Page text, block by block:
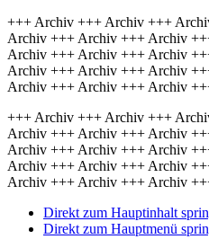
+++ Archiv +++ Archiv +++
Archiv +++ Archiv +++ Archiv
Archiv +++ Archiv +++ Archiv
Archiv +++ Archiv +++ Archiv
Archiv +++ Archiv +++ Archiv
+++ Archiv +++ Archiv +++
Archiv +++ Archiv +++ Archiv
Archiv +++ Archiv +++ Archiv
Archiv +++ Archiv +++ Archiv
Archiv +++ Archiv +++ Archiv
Direkt zum Hauptinhalt
Direkt zum Hauptmenü